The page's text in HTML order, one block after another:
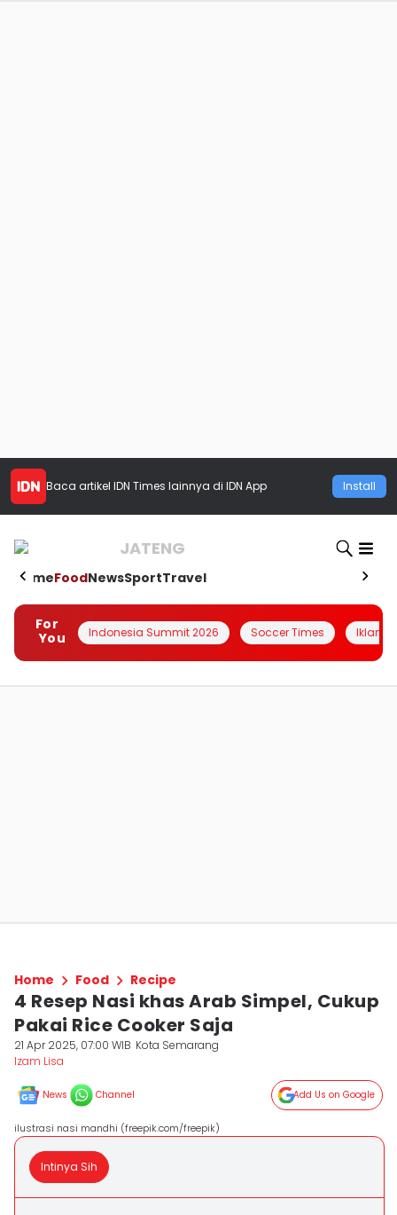
Baca artikel IDN Times lainnya di IDN App Install
JATENG
HomeFoodNewsSportTravel
For
You
Indonesia Summit 2026 Soccer Times Iklanin
Home Food Recipe
4 Resep Nasi khas Arab Simpel, Cukup
Pakai Rice Cooker Saja
21 Apr 2025, 07:00 WIB Kota Semarang
Izam Lisa
News Channel Add Us on Google
ilustrasi nasi mandhi (freepik.com/freepik)
Intinya Sih